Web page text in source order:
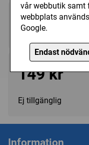
vår webbutik samt
webbplats
Google.
Endast
Kategori(er):
Knep & Knåp/Övrigt
149 kr
Ej tillgänglig
Information